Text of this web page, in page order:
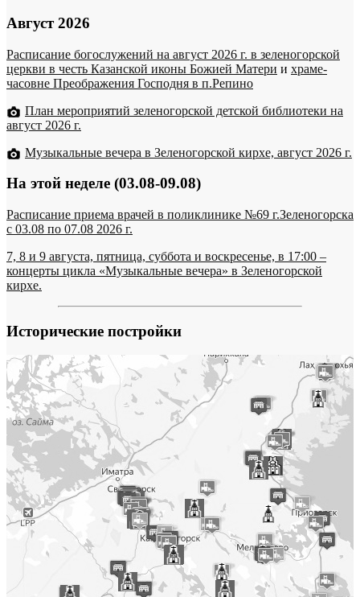
Август 2026
Расписание богослужений на август 2026 г. в зеленогорской
церкви в честь Казанской иконы Божией Матери и храме-
часовне Преображения Господня в п.Репино
План мероприятий зеленогорской детской библиотеки на
август 2026 г.
Музыкальные вечера в Зеленогорской кирхе, август 2026 г.
На этой неделе (03.08-09.08)
Расписание приема врачей в поликлинике №69 г.Зеленогорска
c 03.08 по 07.08 2026 г.
7, 8 и 9 августа, пятница, суббота и воскресенье, в 17:00 –
концерты цикла «Музыкальные вечера» в Зеленогорской
кирхе.
Исторические постройки